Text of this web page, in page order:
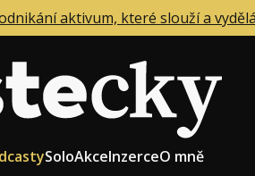
aktivum, které slouží a
SoloAkceInzerceO mně